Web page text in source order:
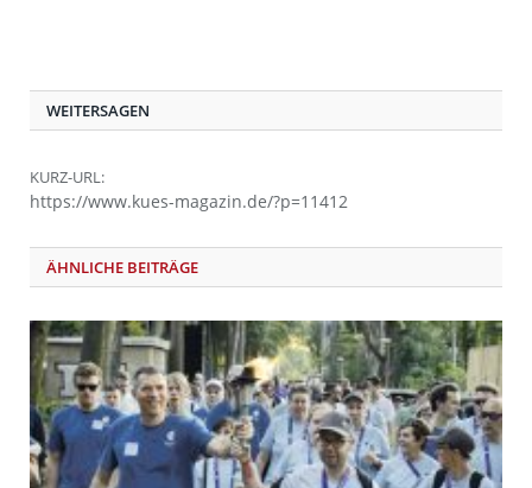
WEITERSAGEN
KURZ-URL:
https://www.kues-magazin.de/?p=11412
ÄHNLICHE BEITRÄGE